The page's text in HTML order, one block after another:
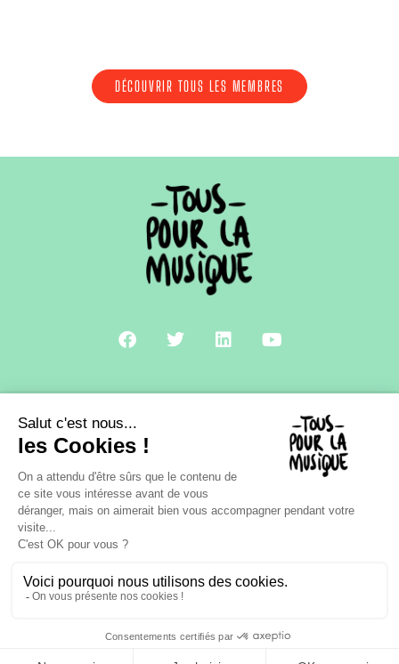
DÉCOUVRIR TOUS LES MEMBRES
A PROPOS CONTACT MENTIONS LÉGALES